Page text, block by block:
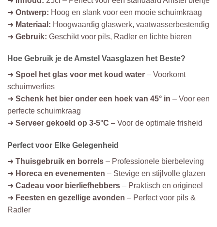
➜ Ontwerp: Hoog en slank voor een mooie schuimkraag
➜ Materiaal: Hoogwaardig glaswerk, vaatwasserbestendig
➜ Gebruik: Geschikt voor pils, Radler en lichte bieren
Hoe Gebruik je de Amstel Vaasglazen het Beste?
➜ Spoel het glas voor met koud water – Voorkomt
schuimverlies
➜ Schenk het bier onder een hoek van 45° in – Voor een
perfecte schuimkraag
➜ Serveer gekoeld op 3-5°C – Voor de optimale frisheid
Perfect voor Elke Gelegenheid
➜ Thuisgebruik en borrels – Professionele bierbeleving
➜ Horeca en evenementen – Stevige en stijlvolle glazen
➜ Cadeau voor bierliefhebbers – Praktisch en origineel
➜ Feesten en gezellige avonden – Perfect voor pils &
Radler